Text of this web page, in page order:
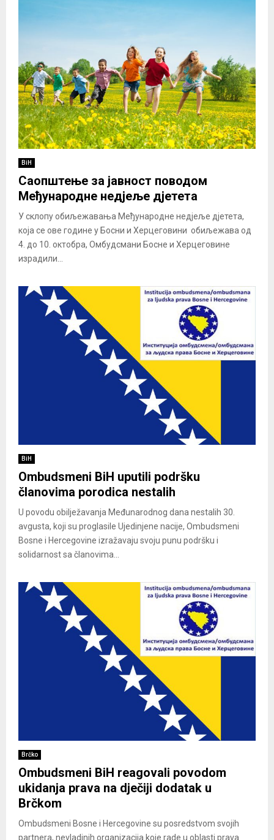
BiH
Саопштење за јавност поводом
Међународне недјеље дјетета
У склопу обиљежавања Међународне недјеље дјетета,
која се ове године у Босни и Херцеговини обиљежава од
4. до 10. октобра, Омбудсмани Босне и Херцеговине
израдили...
BiH
Ombudsmeni BiH uputili podršku
članovima porodica nestalih
U povodu obilježavanja Međunarodnog dana nestalih 30.
avgusta, koji su proglasile Ujedinjene nacije, Ombudsmeni
Bosne i Hercegovine izražavaju svoju punu podršku i
solidarnost sa članovima...
Brčko
Ombudsmeni BiH reagovali povodom
ukidanja prava na dječiji dodatak u
Brčkom
Ombudsmeni Bosne i Hercegovine su posredstvom svojih
partnera, nevladinih organizacija koje rade u oblasti prava